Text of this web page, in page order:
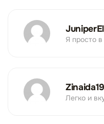
Я просто в
Легко и